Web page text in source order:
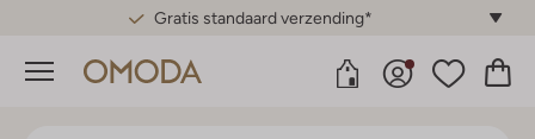
Gratis standaard verzending*
Menu